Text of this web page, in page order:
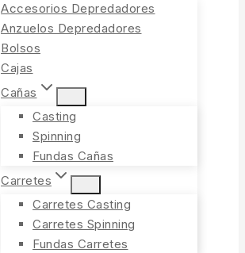
Accesorios Depredadores
Anzuelos Depredadores
Bolsos
Cajas
Cañas
Casting
Spinning
Fundas Cañas
Carretes
Carretes Casting
Carretes Spinning
Fundas Carretes